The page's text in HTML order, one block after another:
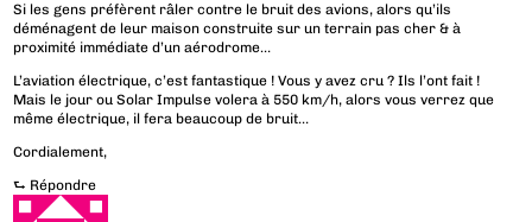
Si les gens préfèrent râler contre le bruit des avions, alors qu’ils
déménagent de leur maison construite sur un terrain pas cher & à
proximité immédiate d’un aérodrome…
L’aviation électrique, c’est fantastique ! Vous y avez cru ? Ils l’ont fait !
Mais le jour ou Solar Impulse volera à 550 km/h, alors vous verrez que
même électrique, il fera beaucoup de bruit…
Cordialement,
⮑ Répondre